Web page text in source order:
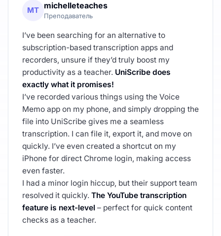
MT michelleteaches
Преподаватель
I’ve been searching for an alternative to
subscription-based transcription apps and
recorders, unsure if they’d truly boost my
productivity as a teacher. UniScribe does
exactly what it promises!
I’ve recorded various things using the Voice
Memo app on my phone, and simply dropping the
file into UniScribe gives me a seamless
transcription. I can file it, export it, and move on
quickly. I’ve even created a shortcut on my
iPhone for direct Chrome login, making access
even faster.
I had a minor login hiccup, but their support team
resolved it quickly. The YouTube transcription
feature is next-level – perfect for quick content
checks as a teacher.